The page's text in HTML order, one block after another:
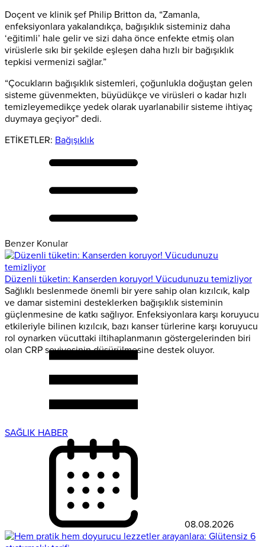
Doçent ve klinik şef Philip Britton da, “Zamanla,
enfeksiyonlara yakalandıkça, bağışıklık sisteminiz daha
‘eğitimli’ hale gelir ve sizi daha önce enfekte etmiş olan
virüslerle sıkı bir şekilde eşleşen daha hızlı bir bağışıklık
tepkisi vermenizi sağlar.”
“Çocukların bağışıklık sistemleri, çoğunlukla doğuştan gelen
sisteme güvenmekten, büyüdükçe ve virüsleri o kadar hızlı
temizleyemedikçe yedek olarak uyarlanabilir sisteme ihtiyaç
duymaya geçiyor” dedi.
ETİKETLER: Bağışıklık
Benzer Konular
Düzenli tüketin: Kanserden koruyor! Vücudunuzu temizliyor
Sağlıklı beslenmede önemli bir yere sahip olan kızılcık, kalp
ve damar sistemini desteklerken bağışıklık sisteminin
güçlenmesine de katkı sağlıyor. Enfeksiyonlara karşı koruyucu
etkileriyle bilinen kızılcık, bazı kanser türlerine karşı koruyucu
rol oynarken vücuttaki iltihaplanmanın göstergelerinden biri
olan CRP seviyesinin düşürülmesine destek oluyor.
SAĞLIK HABER
08.08.2026